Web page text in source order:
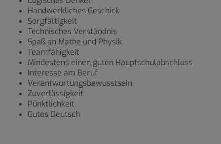
Handwerkliches Geschick
Sorgfältigkeit
Technisches Verständnis
Spaß an Mathe und Physik
Teamfähigkeit
Mindestens einen guten Hauptschulabschluss
Interesse am Beruf
Verantwortungsbewusstsein
Zuverlässigkeit
Pünktlichkeit
Gutes Deutsch